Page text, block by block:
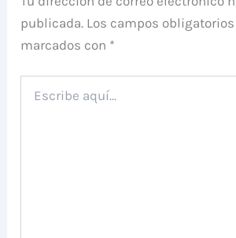
publicada. Los campos
marcados con *
aquí...